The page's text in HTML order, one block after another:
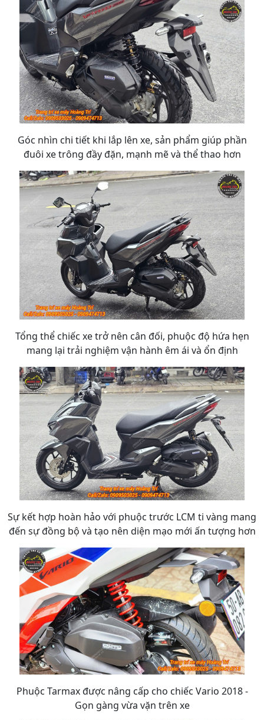
Góc nhìn chi tiết khi lắp lên xe, sản phẩm giúp phần
đuôi xe trông đầy đặn, mạnh mẽ và thể thao hơn
Tổng thể chiếc xe trở nên cân đối, phuộc độ hứa hẹn
mang lại trải nghiệm vận hành êm ái và ổn định
Sự kết hợp hoàn hảo với phuộc trước LCM ti vàng mang
đến sự đồng bộ và tạo nên diện mạo mới ấn tượng hơn
Phuộc Tarmax được nâng cấp cho chiếc Vario 2018 -
Gọn gàng vừa vặn trên xe